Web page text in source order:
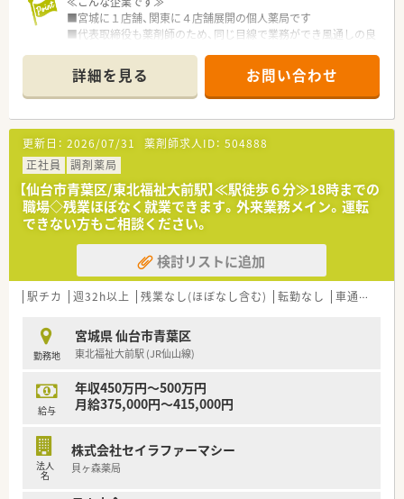
■宮城に１店舗、関東に４店舗展開の個人薬局です
■代表取締役も薬剤師のため、同じ目線で業務ができ風通しの良
■門前のドクターと二人三脚で患者様に対応する事を心掛けて
いる企業です
≪こんな薬局です≫
■仙山線・東北福祉大前駅から徒歩６分の店舗です。仙台駅まで
はバスの通勤も可能。公共交通機関で通勤できる便利な店舗で
す。
■在宅業務は担当者がいるため、外来業務をメインにしていただ
きます。患者様とじっくり関わりたい方におススメです。運転が
苦手なかたでも歓迎いたします。
■仙台には１店舗のみ。異動はありませんので腰を据えてじっ
くりと働くことができます。落ち着いた店内はどこか安心でき
る雰囲気です。
詳細を見る お問い合わせ
更新日： 2026/07/31 薬剤師求人ID： 504888
正社員
調剤薬局
【仙台市青葉区/東北福祉大前駅】≪駅徒歩６分≫18時までの
職場◇残業ほぼなく就業できます。外来業務メイン。運転
できない方もご相談ください。
検討リストに追加
駅チカ 週32h以上 残業なし(ほぼなし含む) 転勤なし 車通勤可
勤務地
宮城県 仙台市青葉区
東北福祉大前駅 (JR仙山線)
給与
年収450万円～500万円
月給375,000円～415,000円
法人
名
株式会社セイラファーマシー
貝ヶ森薬局